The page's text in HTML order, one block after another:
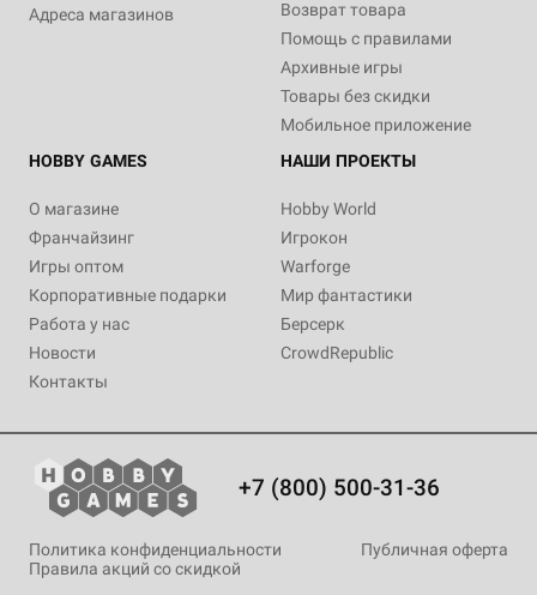
Адреса магазинов
Возврат товара
Помощь с правилами
Архивные игры
Товары без скидки
Мобильное приложение
HOBBY GAMES
О магазине
Франчайзинг
Игры оптом
Корпоративные подарки
Работа у нас
Новости
Контакты
НАШИ ПРОЕКТЫ
Hobby World
Игрокон
Warforge
Мир фантастики
Берсерк
CrowdRepublic
+7 (800) 500-31-36
Политика конфиденциальности
Публичная оферта
Правила акций со скидкой